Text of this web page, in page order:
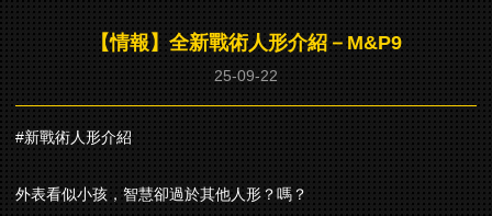
【情報】全新戰術人形介紹－M&P9
25-09-22
#新戰術人形介紹
外表看似小孩，智慧卻過於其他人形？嗎？